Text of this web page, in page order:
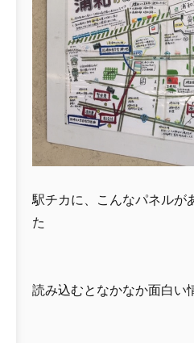
駅チカに、こんなパネルが
た
読み込むとなかなか面白い